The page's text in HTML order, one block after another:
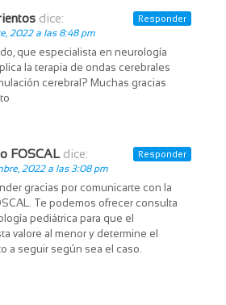
dice:
2022 a las 8:48 pm
que especialista en neurología
la terapia de ondas cerebrales
cerebral? Muchas gracias
Responder
FOSCAL dice:
2022 a las 3:08 pm
gracias por comunicarte con la
Te podemos ofrecer consulta
pediátrica para que el
valore al menor y determine el
a seguir según sea el caso.
Responder